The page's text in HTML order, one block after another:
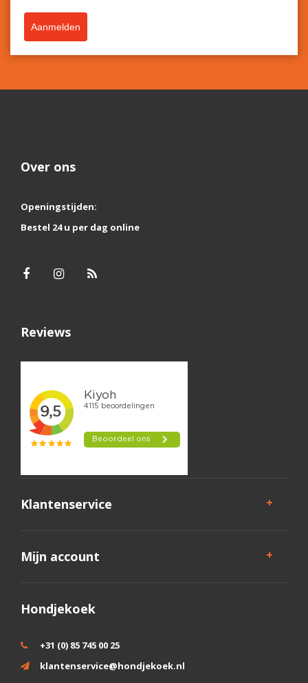
Aanmelden
Over ons
Openingstijden:
Bestel 24 u per dag online
Reviews
Klantenservice
Mijn account
Hondjekoek
+31 (0) 85 745 00 25
klantenservice@hondjekoek.nl